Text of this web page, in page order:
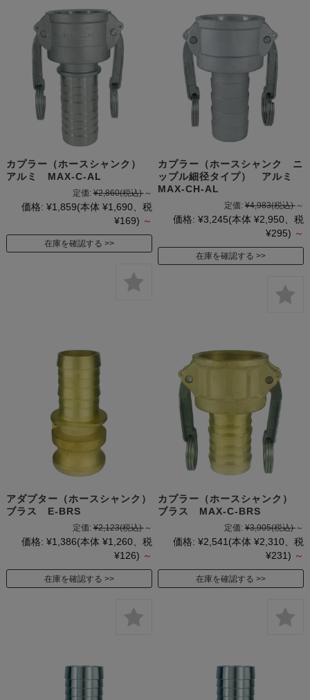
カプラー（ホースシャンク）
アルミ MAX-C-AL
定価: ¥2,860(税込) ～
価格: ¥1,859(本体 ¥1,690、税
¥169) ～
在庫を確認する
カプラー（ホースシャンク ニ
ップル細径タイプ） アルミ
MAX-CH-AL
定価: ¥4,983(税込) ～
価格: ¥3,245(本体 ¥2,950、税
¥295) ～
在庫を確認する
アダプター（ホースシャンク）
ブラス E-BRS
定価: ¥2,123(税込) ～
価格: ¥1,386(本体 ¥1,260、税
¥126) ～
在庫を確認する
カプラー（ホースシャンク）
ブラス MAX-C-BRS
定価: ¥3,905(税込) ～
価格: ¥2,541(本体 ¥2,310、税
¥231) ～
在庫を確認する